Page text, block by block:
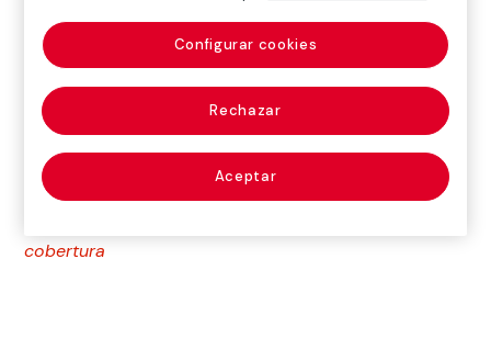
Compromiso aceptado por un asegurador en virtud
del cual se hace cargo, hasta el límite estipulado, de
las consecuencias económicas derivadas de un
garantizado es igual que estar asegurado) o de
capital asegurado(la garantía de la póliza es igual que
cobertura
Rechazar
Aceptar
Configurar cookies